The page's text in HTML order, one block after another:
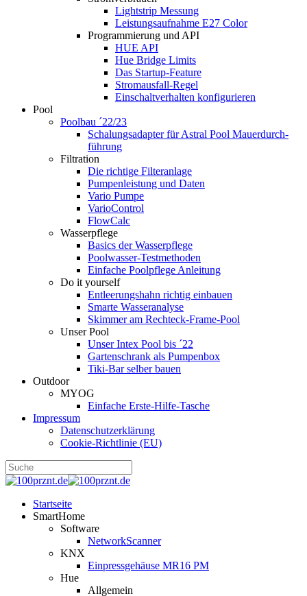
Lightstrip Messung
Leistungsaufnahme E27 Color
Programmierung und API
HUE API
Hue Bridge Limits
Das Startup-Feature
Stromausfall-Regel
Einschaltverhalten konfigurieren
Pool
Poolbau ´22/23
Schalungs­adapter für Astral Pool Mauer­durch­
führung
Filtration
Die richtige Filter­anlage
Pumpenleistung und Daten
Vario Pumpe
Vario­Control
FlowCalc
Wasserpflege
Basics der Wasserpflege
Poolwasser-Testmethoden
Einfache Poolpflege Anleitung
Do it yourself
Ent­leerungs­hahn richtig einbauen
Smarte Wasseranalyse
Skimmer am Rechteck-Frame-Pool
Unser Pool
Unser Intex Pool bis ´22
Gartenschrank als Pumpenbox
Tiki-Bar selber bauen
Outdoor
MYOG
Einfache Erste-Hilfe-Tasche
Impressum
Datenschutzerklärung
Cookie-Richtlinie (EU)
Startseite
SmartHome
Software
NetworkScanner
KNX
Einpressgehäuse MR16 PM
Hue
Allgemein